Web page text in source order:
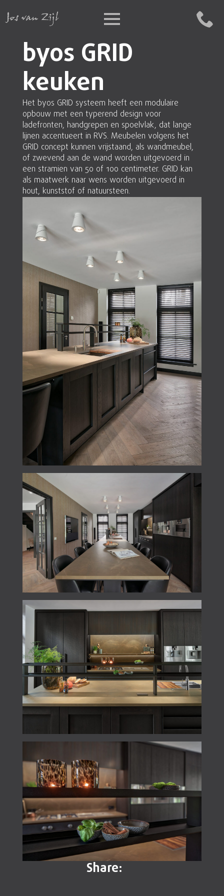
byos GRID
keuken
Het byos GRID systeem heeft een modulaire
opbouw met een typerend design voor
ladefronten, handgrepen en spoelvlak, dat lange
lijnen accentueert in RVS. Meubelen volgens het
GRID concept kunnen vrijstaand, als wandmeubel,
of zwevend aan de wand worden uitgevoerd in
een stramien van 50 of 100 centimeter. GRID kan
als maatwerk naar wens worden uitgevoerd in
hout, kunststof of natuursteen.
Share: